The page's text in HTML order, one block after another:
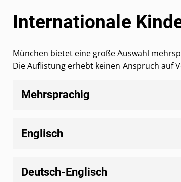
Internationale
München bietet eine große Auswahl
Die Auflistung erhebt keinen Anspruch auf
Mehrsprachig
Englisch
Deutsch-Englisch